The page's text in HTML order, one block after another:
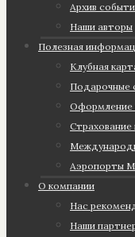
Архив
Наши авторы
Полезная
Клубная
Подарочные
Оформление
Страхование
Аэропорты
О компании
Нас
Наши